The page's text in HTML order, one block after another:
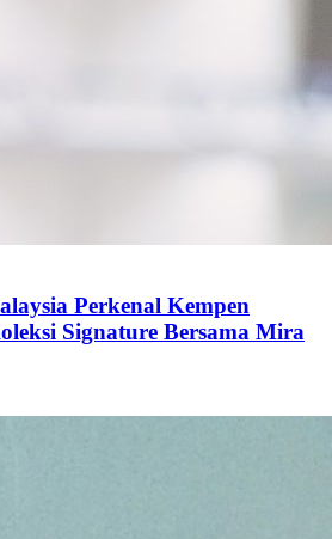
Perkenal Kempen
Signature Bersama Mira